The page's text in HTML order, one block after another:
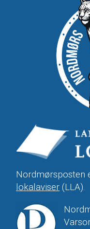
Nordmørsposten
lokalaviser (LLA).